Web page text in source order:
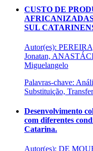
CUSTO DE
SUL
Autor(es):
Jonatan,
Miguelangelo
Palavras-chave:
Substituição,
Desenvolvimento
com diferentes
Catarina.
Autor(es): DE